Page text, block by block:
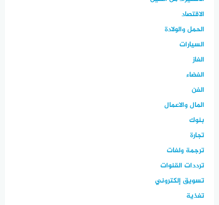
الاقتصاد
الحمل والولادة
السيارات
الغاز
الفضاء
الفن
المال والاعمال
بنوك
تجارة
ترجمة ولغات
ترددات القنوات
تسويق إلكتروني
تغذية